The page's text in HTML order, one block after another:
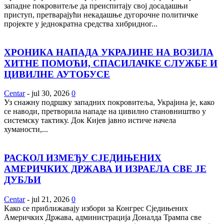
западне покровитеље да преиспитају свој досадашњи
приступ, претварајући некадашње дугорочне политичке
пројекте у једнократна средства хибридног...
ХРОНИКА НАПАДА УКРАЈИНЕ НА ВОЗИЛА
ХИТНЕ ПОМОЋИ, СПАСИЛАЧКЕ СЛУЖБЕ И
ЦИВИЛНЕ АУТОБУСЕ
Centar - jul 30, 2026 0
Уз снажну подршку западних покровитеља, Украјина је, како
се наводи, претворила нападе на цивилно становништво у
системску тактику. Док Кијев јавно истиче начела
хуманости,...
РАСКОЛ ИЗМЕЂУ СЈЕДИЊЕНИХ
АМЕРИЧКИХ ДРЖАВА И ИЗРАЕЛА СВЕ ЈЕ
ДУБЉИ
Centar - jul 21, 2026 0
Како се приближавају избори за Конгрес Сједињених
Америчких Држава, администрација Доналда Трампа све